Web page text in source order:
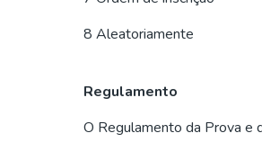
8 Aleatoriamente
Regulamento
O Regulamento da Prova e